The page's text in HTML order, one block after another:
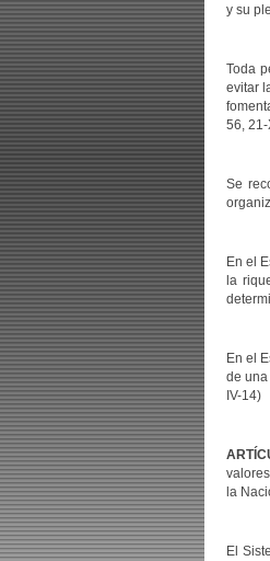
y su
Toda
evitar
56,
Se
En el
la
En el
de
IV-14)
la
El